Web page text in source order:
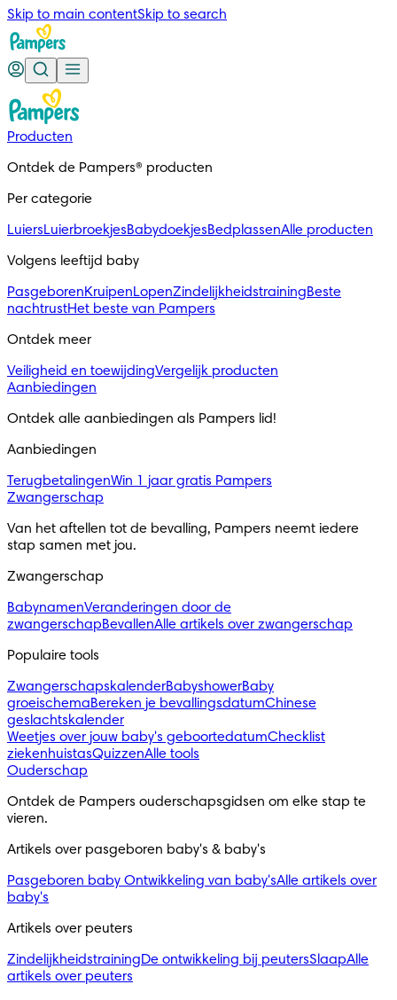
Skip to main contentSkip to search
Producten
Ontdek de Pampers® producten
Per categorie
LuiersLuierbroekjesBabydoekjesBedplassenAlle producten
Volgens leeftijd baby
PasgeborenKruipenLopenZindelijkheidstrainingBeste
nachtrustHet beste van Pampers
Ontdek meer
Veiligheid en toewijdingVergelijk producten
Aanbiedingen
Ontdek alle aanbiedingen als Pampers lid!
Aanbiedingen
TerugbetalingenWin 1 jaar gratis Pampers
Zwangerschap
Van het aftellen tot de bevalling, Pampers neemt iedere
stap samen met jou.
Zwangerschap
BabynamenVeranderingen door de
zwangerschapBevallenAlle artikels over zwangerschap
Populaire tools
ZwangerschapskalenderBabyshowerBaby
groeischemaBereken je bevallingsdatumChinese
geslachtskalender
Weetjes over jouw baby's geboortedatumChecklist
ziekenhuistasQuizzenAlle tools
Ouderschap
Ontdek de Pampers ouderschapsgidsen om elke stap te
vieren.
Artikels over pasgeboren baby's & baby's
Pasgeboren baby Ontwikkeling van baby'sAlle artikels over
baby's
Artikels over peuters
ZindelijkheidstrainingDe ontwikkeling bij peutersSlaapAlle
artikels over peuters